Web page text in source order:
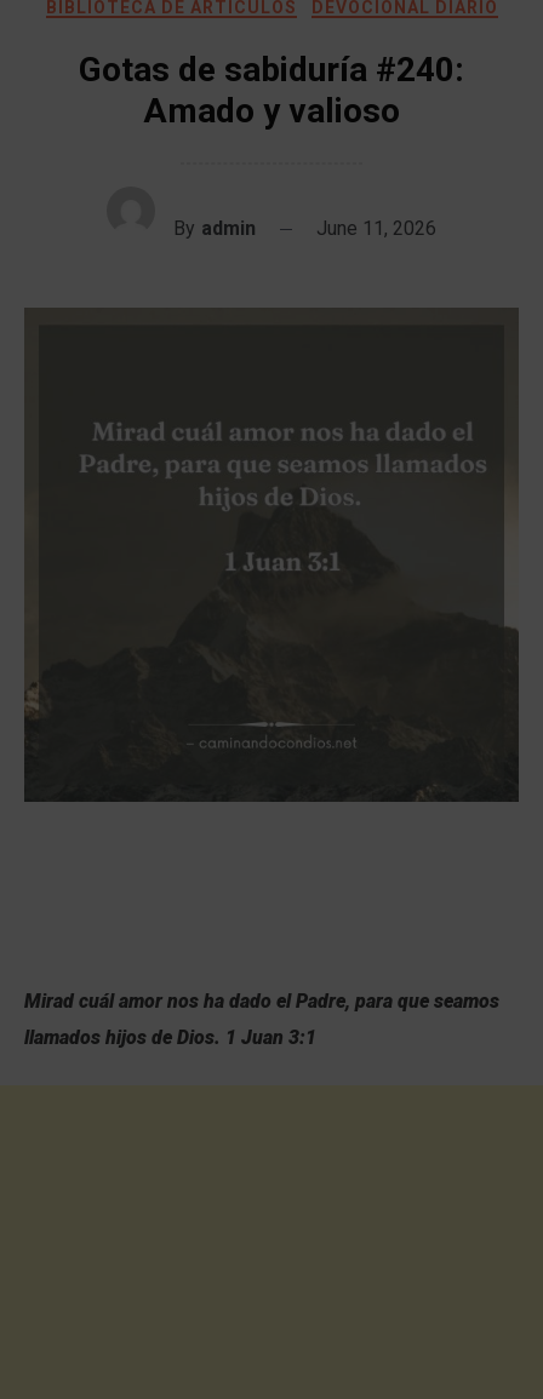
BIBLIOTECA DE ARTICULOS DEVOCIONAL DIARIO
Gotas de sabiduría #240:
Amado y valioso
By admin June 11, 2026
Mirad cuál amor nos ha dado el Padre, para que seamos
llamados hijos de Dios. 1 Juan 3:1